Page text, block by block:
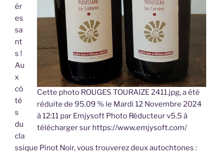
Cette photo ROUGES TOURAIZE 2411.jpg, a été
réduite de 95.09 % le Mardi 12 Novembre 2024
à 12:11 par Emjysoft Photo Réducteur v5.5 à
télécharger sur https://www.emjysoft.com/
ér
es
sa
nt
s !
Au
x
cô
té
s
du
cla
ssique Pinot Noir, vous trouverez deux autochtones :